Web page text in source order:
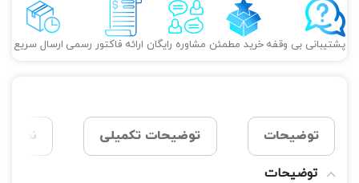
پشتیبانی بی وقفه خرید مطمئن مشاوره رایگان ارائه فاکتور رسمی ارسال سریع
توضیحات توضیحات تکمیلی نظرات
توضیحات